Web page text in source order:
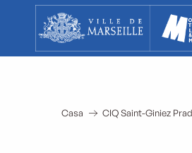
contenu
principal
Casa CIQ Saint-Giniez